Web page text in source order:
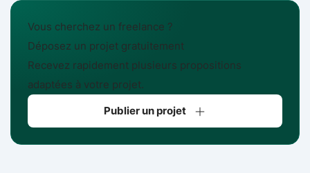
Vous cherchez un freelance ?
Déposez un projet gratuitement
Recevez rapidement plusieurs propositions
adaptées à votre projet.
Publier un projet